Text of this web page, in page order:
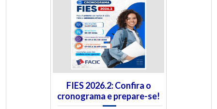
FIES 2026.2: Confira o
cronograma e prepare-se!